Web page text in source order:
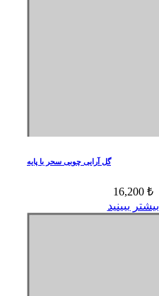
گل آرایی چوبی سحر با پایه
16,200 ₺
بیشتر ببینید